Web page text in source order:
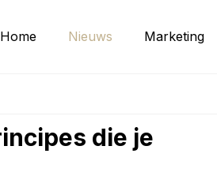
Home Nieuws Marketing
die je